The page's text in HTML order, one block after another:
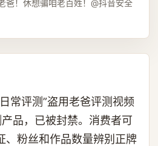
爸！休想骗咱老百姓！@抖音安全
常评测”盗用老爸评测视频
品，已被封禁。消费者可
、粉丝和作品数量辨别正牌